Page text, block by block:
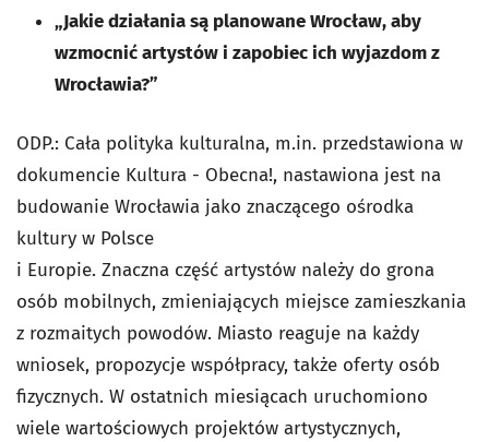
„Jakie działania są planowane Wrocław, aby
wzmocnić artystów i zapobiec ich wyjazdom z
Wrocławia?”
ODP.: Cała polityka kulturalna, m.in. przedstawiona w
dokumencie Kultura - Obecna!, nastawiona jest na
budowanie Wrocławia jako znaczącego ośrodka
kultury w Polsce
i Europie. Znaczna część artystów należy do grona
osób mobilnych, zmieniających miejsce zamieszkania
z rozmaitych powodów. Miasto reaguje na każdy
wniosek, propozycje współpracy, także oferty osób
fizycznych. W ostatnich miesiącach uruchomiono
wiele wartościowych projektów artystycznych,